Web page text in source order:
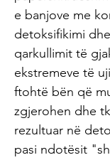
e banjove me
detoksifikimi
qarkullimit të
ekstremeve të
ftohtë bën që
zgjerohen dhe
rezultuar në
pasi ndotësit